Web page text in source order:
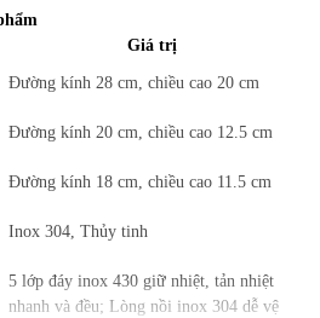
gỉ sét, không bị oxy hóa và tuyệt
thực phẩm. Nắp nồi được làm từ thủy
ý là cấu tạo5 lớp đáy inox 430 kết hợp
thông thường. Điều này không chỉ tiết
Giá trị
Đường kính 28 cm, chiều cao 20 cm
Đường kính 20 cm, chiều cao 12.5 cm
Đường kính 18 cm, chiều cao 11.5 cm
Inox 304, Thủy tinh
5 lớp đáy inox 430 giữ nhiệt, tản nhiệt
nhanh và đều; Lòng nồi inox 304 dễ vệ